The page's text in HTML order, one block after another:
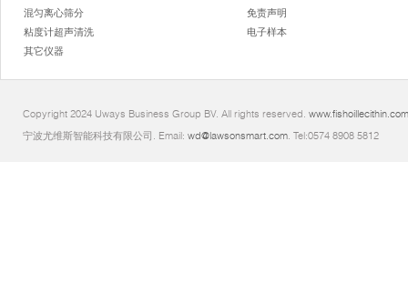
混匀离心筛分
粘度计超声清洗
其它仪器
免责声明
电子样本
Copyright 2024 Uways Business Group BV. All rights reserved. www.fishoillecithin.com
宁波尤维斯智能科技有限公司. Email: wd@lawsonsmart.com. Tel:0574 8908 5812